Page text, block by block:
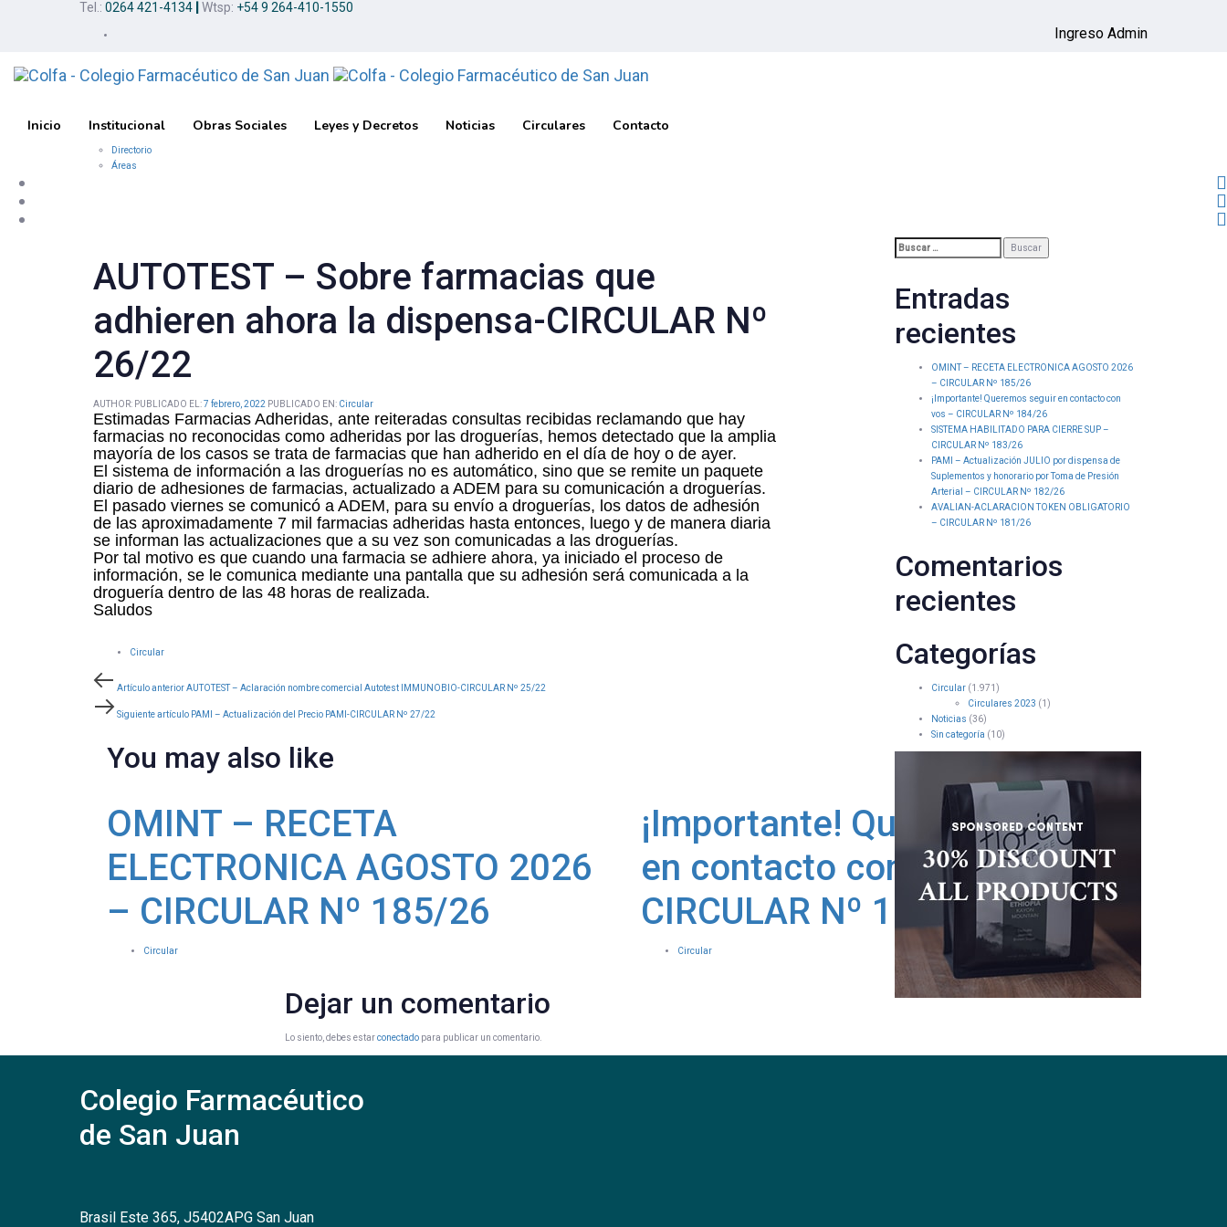
Skip
Tel.: 0264 421-4134 Wtsp: +54 9 264-410-1550
Ingreso Admin
Inicio Institucional
Directorio
Áreas
Obras Sociales Leyes y Decretos Noticias Circulares Contacto
AUTOTEST – Sobre farmacias que
adhieren ahora la dispensa-CIRCULAR Nº
26/22
AUTHOR: PUBLICADO EL:7 febrero, 2022 PUBLICADO EN: Circular
Estimadas Farmacias Adheridas, ante reiteradas consultas recibidas reclamando que hay
farmacias no reconocidas como adheridas por las droguerías, hemos detectado que la amplia
mayoría de los casos se trata de farmacias que han adherido en el día de hoy o de ayer.
El sistema de información a las droguerías no es automático, sino que se remite un paquete
diario de adhesiones de farmacias, actualizado a ADEM para su comunicación a droguerías.
El pasado viernes se comunicó a ADEM, para su envío a droguerías, los datos de adhesión
de las aproximadamente 7 mil farmacias adheridas hasta entonces, luego y de manera diaria
se informan las actualizaciones que a su vez son comunicadas a las droguerías.
Por tal motivo es que cuando una farmacia se adhiere ahora, ya iniciado el proceso de
información, se le comunica mediante una pantalla que su adhesión será comunicada a la
droguería dentro de las 48 horas de realizada.
Saludos
Circular
Post
navigation
anterior
Artículo anteriorAUTOTEST – Aclaración nombre comercial Autotest IMMUNOBIO-CIRCULAR Nº 25/22
artículo
Siguiente artículo PAMI – Actualización del Precio PAMI-CIRCULAR Nº 27/22
You may also like
OMINT – RECETA
ELECTRONICA AGOSTO 2026
– CIRCULAR Nº 185/26
Circular
¡Importante! Queremos seguir
en contacto con vos –
CIRCULAR Nº 184/26
Circular
Dejar un comentario
Lo siento, debes estarconectado para publicar un comentario.
Buscar:
Entradas
recientes
OMINT – RECETA ELECTRONICA AGOSTO 2026
– CIRCULAR Nº 185/26
¡Importante! Queremos seguir en contacto con
vos – CIRCULAR Nº 184/26
SISTEMA HABILITADO PARA CIERRE SUP –
CIRCULAR Nº 183/26
PAMI – Actualización JULIO por dispensa de
Suplementos y honorario por Toma de Presión
Arterial – CIRCULAR Nº 182/26
AVALIAN-ACLARACION TOKEN OBLIGATORIO
– CIRCULAR Nº 181/26
Comentarios
recientes
Categorías
Circular(1.971)
Circulares 2023 (1)
Noticias (36)
Sin categoría (10)
Colegio Farmacéutico
de San Juan
Brasil Este 365, J5402APG San Juan